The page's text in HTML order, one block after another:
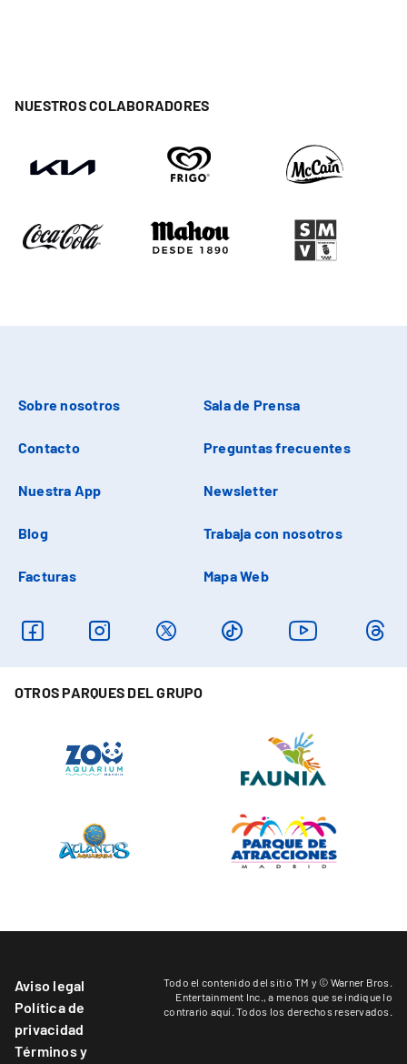
NUESTROS COLABORADORES
Sobre nosotros Sala de Prensa
Contacto Preguntas frecuentes
Nuestra App Newsletter
Blog Trabaja con nosotros
Facturas Mapa Web
OTROS PARQUES DEL GRUPO
Aviso legal
Política de
privacidad
Términos y
Todo el contenido del sitio TM y © Warner Bros.
Entertainment Inc.,a menos que se indique lo
contrario aquí . Todos los derechos reservados.